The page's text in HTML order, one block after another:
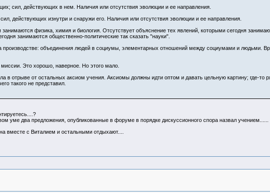
сил, действующих в нем. Наличия или отсутствия эволюции и ее направления.
действующих изнутри и снаружи его. Наличия или отсутствия эволюции и ее направления.
физика, химия и биология. Отсутствует объяснение тех явлений, которыми сегодня
занимаются общественно-политические так сказать "науки".
производстве: объединения людей в социумы, элементарных отношений между социумами и людьми.
Это хорошо, наверное. Но этого мало.
в отрыве от остальных аксиом учения. Аксиомы должны идти оптом и давать цельную картину; где-то
такого не представил.
уме два предложения, опубликованные в форуме в порядке дискуссионного спора назвал учением......
вместе с Виталием и остальными отдыхают....